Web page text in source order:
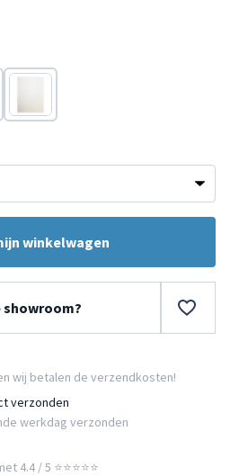
Crème
winkelwagen
showroom?
wij betalen de verzendkosten!
verzonden
werkdag verzonden
4.4 / 5 ⭐⭐⭐⭐⭐